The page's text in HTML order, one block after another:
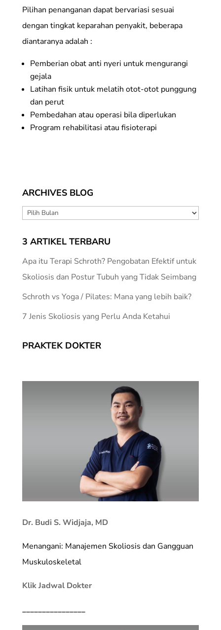
Pilihan penanganan dapat bervariasi sesuai
dengan tingkat keparahan penyakit, beberapa
diantaranya adalah :
Pemberian obat anti nyeri untuk mengurangi
gejala
Latihan fisik untuk melatih otot-otot punggung
dan perut
Pembedahan atau operasi bila diperlukan
Program rehabilitasi atau fisioterapi
ARCHIVES BLOG
ARCHIVES
3 ARTIKEL TERBARU
Apa itu Terapi Schroth? Pengobatan Efektif untuk
Skoliosis dan Postur Tubuh yang Tidak Seimbang
Schroth vs Yoga / Pilates: Mana yang lebih baik?
7 Jenis Skoliosis yang Perlu Anda Ketahui
PRAKTEK DOKTER
Dr. Budi S. Widjaja, MD
Menangani: Manajemen Skoliosis dan Gangguan
Muskuloskeletal
Klik Jadwal Dokter
________________